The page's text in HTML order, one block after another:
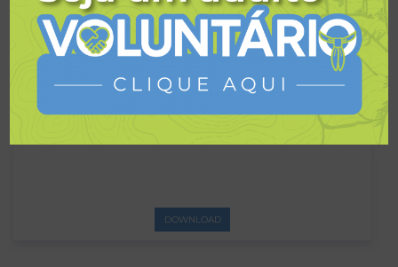
Ferramenta de Equivalência – Ramo
DOWNLOAD